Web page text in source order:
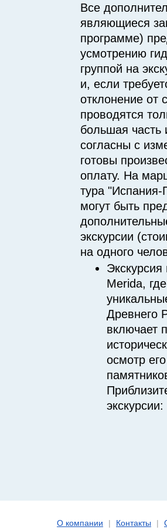
Все
являющиеся
программе)
усмотрению
группой на
и, если
отклонение от
проводятся
большая часть
согласны с
готовы
оплату. На
тура "Испания-
могут быть
экскурсии
на одного
Merida,
Древнего
включает
осмотр
О компании Контакты